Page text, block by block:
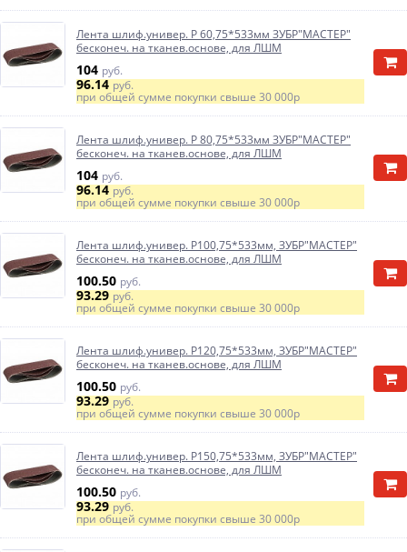
Лента шлиф.универ. Р 60,75*533мм ЗУБР"МАСТЕР"
бесконеч. на тканев.основе, для ЛШМ
104 руб.
96.14руб.
при общей сумме покупки свыше 30 000р
Лента шлиф.универ. Р 80,75*533мм ЗУБР"МАСТЕР"
бесконеч. на тканев.основе, для ЛШМ
104 руб.
96.14руб.
при общей сумме покупки свыше 30 000р
Лента шлиф.универ. Р100,75*533мм, ЗУБР"МАСТЕР"
бесконеч. на тканев.основе, для ЛШМ
100.50 руб.
93.29руб.
при общей сумме покупки свыше 30 000р
Лента шлиф.универ. Р120,75*533мм, ЗУБР"МАСТЕР"
бесконеч. на тканев.основе, для ЛШМ
100.50 руб.
93.29руб.
при общей сумме покупки свыше 30 000р
Лента шлиф.универ. Р150,75*533мм, ЗУБР"МАСТЕР"
бесконеч. на тканев.основе, для ЛШМ
100.50 руб.
93.29руб.
при общей сумме покупки свыше 30 000р